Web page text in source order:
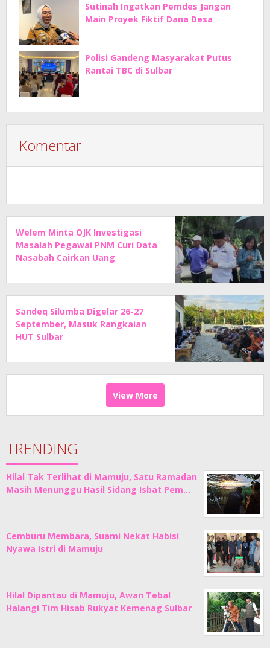
Sutinah Ingatkan Pemdes Jangan
Main Proyek Fiktif Dana Desa
Polisi Gandeng Masyarakat Putus
Rantai TBC di Sulbar
Komentar
Welem Minta OJK Investigasi
Masalah Pegawai PNM Curi Data
Nasabah Cairkan Uang
Sandeq Silumba Digelar 26-27
September, Masuk Rangkaian
HUT Sulbar
View More
TRENDING
Hilal Tak Terlihat di Mamuju, Satu Ramadan
Masih Menunggu Hasil Sidang Isbat Pem…
Cemburu Membara, Suami Nekat Habisi
Nyawa Istri di Mamuju
Hilal Dipantau di Mamuju, Awan Tebal
Halangi Tim Hisab Rukyat Kemenag Sulbar